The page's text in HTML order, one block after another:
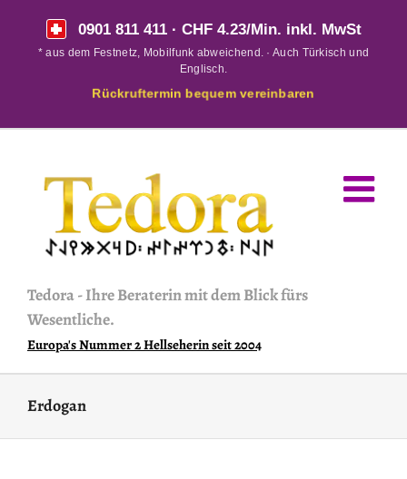
0901 811 411· CHF 4.23/Min. inkl. MwSt
* aus dem Festnetz, Mobilfunk abweichend. · Auch Türkisch und
Englisch.
Rückruftermin bequem vereinbaren
Tedora-Ihre Beraterin mit dem Blick fürs
Wesentliche.
Europa's Nummer 2 Hellseherin seit 2004
Erdogan